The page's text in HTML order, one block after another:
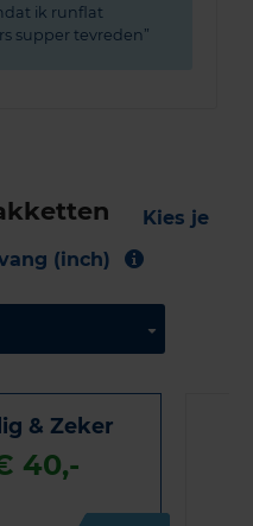
ik runflat
supper tevreden
Kies je
(inch)
& Zeker
40,-